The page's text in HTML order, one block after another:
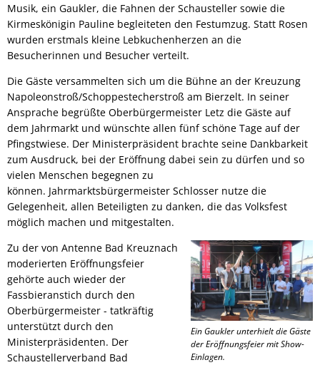
Musik, ein Gaukler, die Fahnen der Schausteller sowie die
Kirmeskönigin Pauline begleiteten den Festumzug. Statt Rosen
wurden erstmals kleine Lebkuchenherzen an die
Besucherinnen und Besucher verteilt.
Die Gäste versammelten sich um die Bühne an der Kreuzung
Napoleonstroß/Schoppestecherstroß am Bierzelt. In seiner
Ansprache begrüßte Oberbürgermeister Letz die Gäste auf
dem Jahrmarkt und wünschte allen fünf schöne Tage auf der
Pfingstwiese. Der Ministerpräsident brachte seine Dankbarkeit
zum Ausdruck, bei der Eröffnung dabei sein zu dürfen und so
vielen Menschen begegnen zu
können. Jahrmarktsbürgermeister Schlosser nutze die
Gelegenheit, allen Beteiligten zu danken, die das Volksfest
möglich machen und mitgestalten.
Ein Gaukler unterhielt die Gäste
der Eröffnungsfeier mit Show-
Einlagen.
Zu der von Antenne Bad Kreuznach
moderierten Eröffnungsfeier
gehörte auch wieder der
Fassbieranstich durch den
Oberbürgermeister - tatkräftig
unterstützt durch den
Ministerpräsidenten. Der
Schaustellerverband Bad